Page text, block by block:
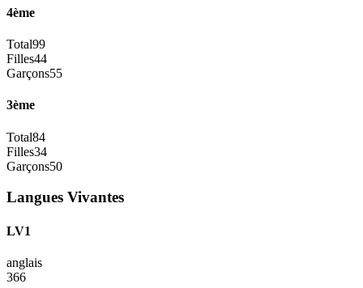
4ème
Total99
Filles44
Garçons55
3ème
Total84
Filles34
Garçons50
Langues Vivantes
LV1
anglais
366